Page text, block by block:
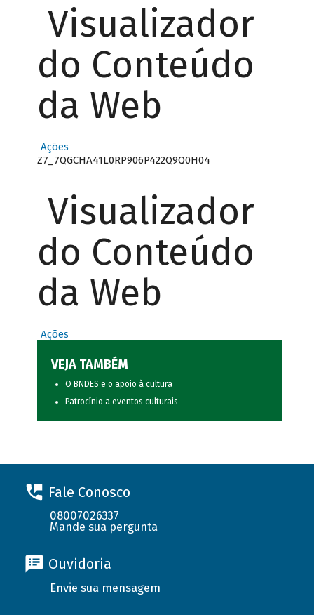
Visualizador
do Conteúdo
da Web
Ações
Z7_7QGCHA41L0RP906P422Q9Q0H04
Visualizador
do Conteúdo
da Web
Ações
VEJA TAMBÉM
O BNDES e o apoio à cultura
Patrocínio a eventos culturais
Fale Conosco
08007026337
Mande sua pergunta
Ouvidoria
Envie sua mensagem